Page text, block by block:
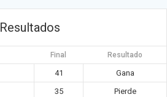
Resultados
Final Resultado
41
Gana
35 Pierde